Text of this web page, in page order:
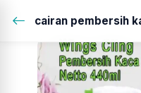
cairan pembersih